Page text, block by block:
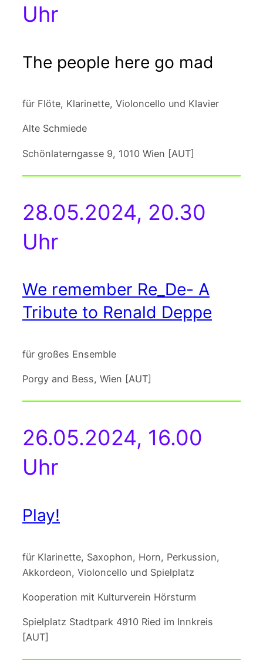
Uhr
The people here go mad
für Flöte, Klarinette, Violoncello und Klavier
Alte Schmiede
Schönlaterngasse 9, 1010 Wien [AUT]
28.05.2024, 20.30
Uhr
We remember Re_De- A
Tribute to Renald Deppe
für großes Ensemble
Porgy and Bess, Wien [AUT]
26.05.2024, 16.00
Uhr
Play!
für Klarinette, Saxophon, Horn, Perkussion,
Akkordeon, Violoncello und Spielplatz
Kooperation mit Kulturverein Hörsturm
Spielplatz Stadtpark 4910 Ried im Innkreis
[AUT]